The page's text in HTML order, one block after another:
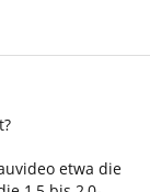
etwa die